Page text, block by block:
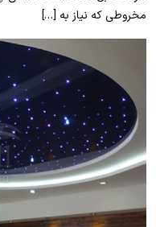
مخروطی که نیاز به […]